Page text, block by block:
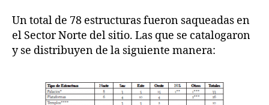
Un total de 78 estructuras fueron saqueadas en
el Sector Norte del sitio. Las que se catalogaron
y se distribuyen de la siguiente manera: